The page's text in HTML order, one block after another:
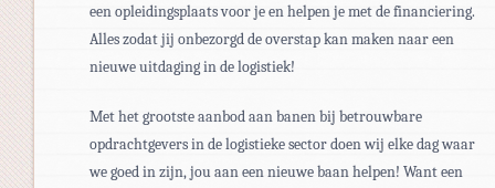
een opleidingsplaats voor je en helpen je met de financiering.
Alles zodat jij onbezorgd de overstap kan maken naar een
nieuwe uitdaging in de logistiek!
Met het grootste aanbod aan banen bij betrouwbare
opdrachtgevers in de logistieke sector doen wij elke dag waar
we goed in zijn, jou aan een nieuwe baan helpen! Want een